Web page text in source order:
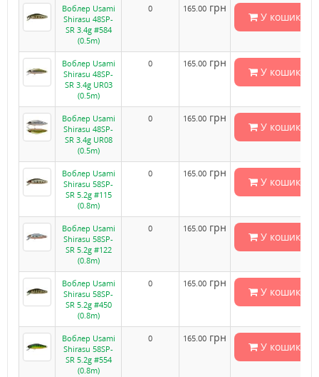
Воблер Usami
Shirasu 48SP-
SR 3.4g #584
(0.5m)
0 165.00 грн
У кошик
Воблер Usami
Shirasu 48SP-
SR 3.4g UR03
(0.5m)
0 165.00 грн
У кошик
Воблер Usami
Shirasu 48SP-
SR 3.4g UR08
(0.5m)
0 165.00 грн
У кошик
Воблер Usami
Shirasu 58SP-
SR 5.2g #115
(0.8m)
0 165.00 грн
У кошик
Воблер Usami
Shirasu 58SP-
SR 5.2g #122
(0.8m)
0 165.00 грн
У кошик
Воблер Usami
Shirasu 58SP-
SR 5.2g #450
(0.8m)
0 165.00 грн
У кошик
Воблер Usami
Shirasu 58SP-
SR 5.2g #554
(0.8m)
0 165.00 грн
У кошик